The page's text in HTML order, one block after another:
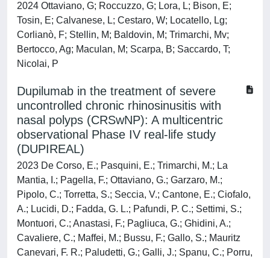
2024 Ottaviano, G; Roccuzzo, G; Lora, L; Bison, E;
Tosin, E; Calvanese, L; Cestaro, W; Locatello, Lg;
Corlianò, F; Stellin, M; Baldovin, M; Trimarchi, Mv;
Bertocco, Ag; Maculan, M; Scarpa, B; Saccardo, T;
Nicolai, P
Dupilumab in the treatment of severe
uncontrolled chronic rhinosinusitis with
nasal polyps (CRSwNP): A multicentric
observational Phase IV real-life study
(DUPIREAL)
2023 De Corso, E.; Pasquini, E.; Trimarchi, M.; La
Mantia, I.; Pagella, F.; Ottaviano, G.; Garzaro, M.;
Pipolo, C.; Torretta, S.; Seccia, V.; Cantone, E.; Ciofalo,
A.; Lucidi, D.; Fadda, G. L.; Pafundi, P. C.; Settimi, S.;
Montuori, C.; Anastasi, F.; Pagliuca, G.; Ghidini, A.;
Cavaliere, C.; Maffei, M.; Bussu, F.; Gallo, S.; Mauritz
Canevari, F. R.; Paludetti, G.; Galli, J.; Spanu, C.; Porru,